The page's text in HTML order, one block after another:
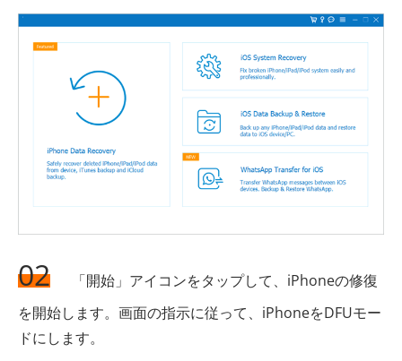
02
「開始」アイコンをタップして、iPhoneの修復
を開始します。画面の指示に従って、iPhoneをDFUモー
ドにします。